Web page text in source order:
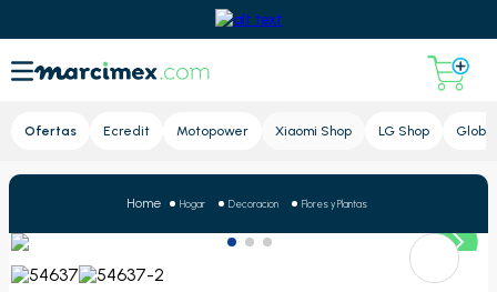
Ofertas Ecredit Motopower Xiaomi Shop LG Shop Global
Hogar Decoracion Flores y Plantas